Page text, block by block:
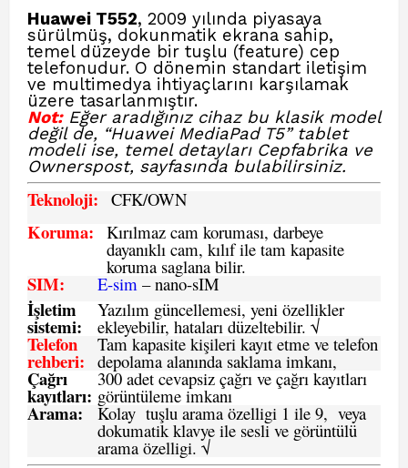
Huawei T552, 2009 yılında piyasaya
sürülmüş, dokunmatik ekrana sahip,
temel düzeyde bir tuşlu (feature) cep
telefonudur. O dönemin standart iletişim
ve multimedya ihtiyaçlarını karşılamak
üzere tasarlanmıştır.
Not:Eğer aradığınız cihaz bu klasik model
değil de, “Huawei MediaPad T5” tablet
modeli ise, temel detayları Cepfabrika ve
Ownerspost, sayfasında bulabilirsiniz.
Teknoloji: CFK/OWN
Koruma: Kırılmaz cam koruması, darbeye
dayanıklı cam, kılıf ile tam kapasite
koruma saglana bilir.
SIM: E-sim – nano-sIM
İşletim
sistemi:
Yazılım güncellemesi, yeni özellikler
ekleyebilir, hataları düzeltebilir. √
Telefon
rehberi:
Tam kapasite kişileri kayıt etme ve telefon
depolama alanında saklama imkanı,
Çağrı
kayıtları:
300 adet cevapsiz çağrı ve çağrı kayıtları
görüntüleme imkanı
Arama: Kolay tuşlu arama özelligi 1 ile 9, veya
dokumatik klavye ile sesli ve görüntülü
arama özelligi. √